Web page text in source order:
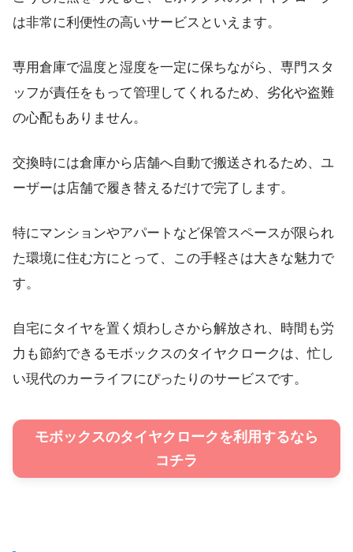
は非常に利便性の高いサービスといえます。
専用倉庫で温度と湿度を一定に保ちながら、専門スタ
ッフが責任をもって管理してくれるため、劣化や盗難
の心配もありません。
交換時には倉庫から店舗へ自動で搬送されるため、ユ
ーザーは店舗で履き替えるだけで完了します。
特にマンションやアパートなど保管スペースが限られ
た環境に住む方にとって、この手軽さは大きな魅力で
す。
自宅にタイヤを置く煩わしさから解放され、時間も労
力も節約できるモボックスのタイヤクロークは、忙し
い現代のカーライフにぴったりのサービスです。
モボックスのタイヤクロークを利用するなら
コチラ